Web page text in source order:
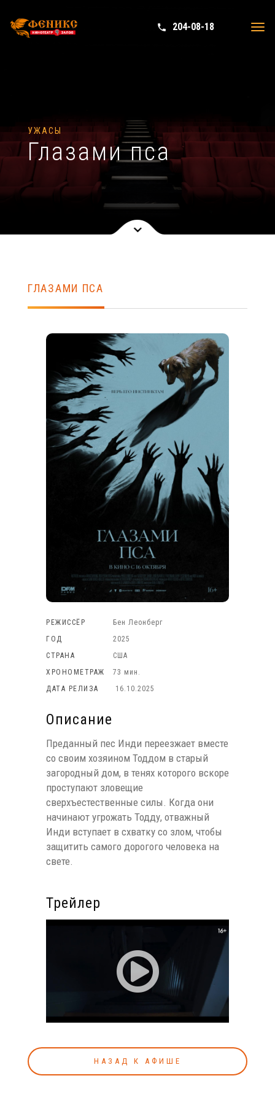
phone in talk
204-08-18
УЖАСЫ
Глазами пса
ГЛАЗАМИ ПСА
РЕЖИССЁР
Бен Леонберг
ГОД
2025
СТРАНА
США
ХРОНОМЕТРАЖ
73 мин.
ДАТА РЕЛИЗА
16.10.2025
Описание
Преданный пес Инди переезжает вместе
со своим хозяином Тоддом в старый
загородный дом, в тенях которого вскоре
проступают зловещие
сверхъестественные силы. Когда они
начинают угрожать Тодду, отважный
Инди вступает в схватку со злом, чтобы
защитить самого дорогого человека на
свете.
Трейлер
НАЗАД К АФИШЕ